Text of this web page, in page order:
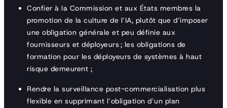
Confier à la Commission et aux États membres la
promotion de la culture de l’IA, plutôt que d’imposer
une obligation générale et peu définie aux
fournisseurs et déployeurs ; les obligations de
formation pour les déployeurs de systèmes à haut
risque demeurent ;
Rendre la surveillance post-commercialisation plus
flexible en supprimant l’obligation d’un plan